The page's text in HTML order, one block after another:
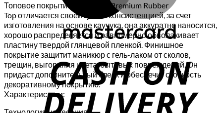
Топовое покрытие TUFI Profi Premium Rubber
Top отличается своей густой консистенцией, за счет
изготовления на основе каучука, она аккуратно наносится,
хорошо распределяется и равномерно обволакивает
пластину твердой глянцевой пленкой. Финишное
покрытие защитит маникюр с гель-лаком от сколов,
трещин, выгорания цвета, бытовых повреждений. Он
придаст дополнительный блеск и обеспечит стойкость
декоративному покрытию.
Характеристики: